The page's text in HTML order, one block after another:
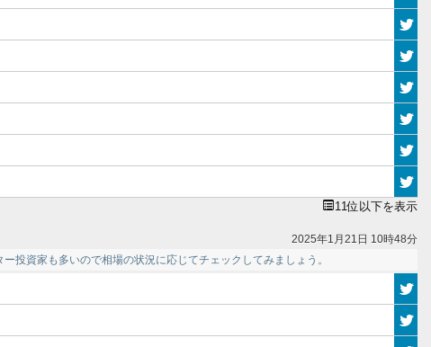
11位以下を表示
2025年1月21日 10時48分
投資家も多いので相場の状況に応じてチェックしてみましょう。